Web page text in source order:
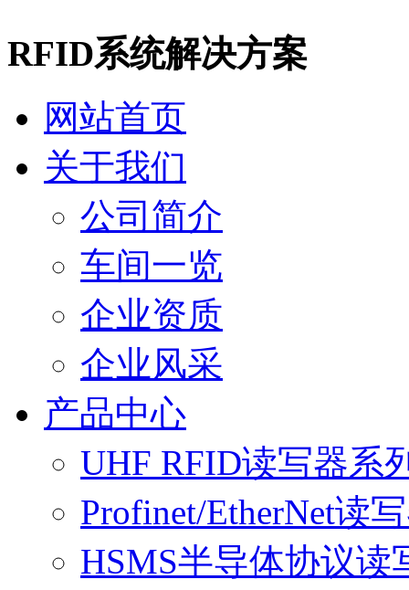
RFID系统解决方案
网站首页
关于我们
公司简介
车间一览
企业资质
企业风采
产品中心
UHF RFID读写器系
Profinet/EtherNet读
HSMS半导体协议读